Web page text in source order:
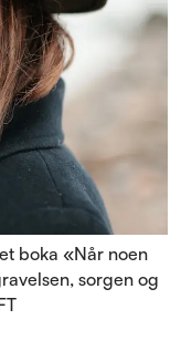
boka «Når noen
sorgen og